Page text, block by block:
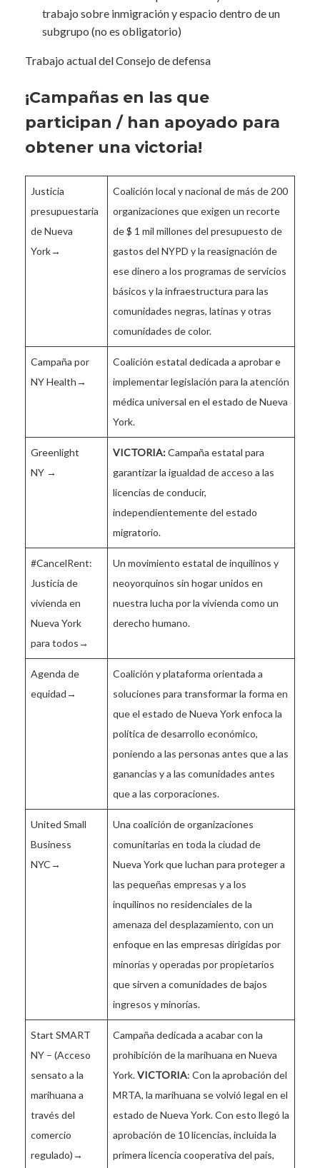
trabajo sobre inmigración y espacio dentro de un
subgrupo (no es obligatorio)
Trabajo actual del Consejo de defensa
¡Campañas en las que
participan / han apoyado para
obtener una victoria!
Justicia
presupuestaria
de Nueva
York→
Coalición local y nacional de más de 200
organizaciones que exigen un recorte
de $ 1 mil millones del presupuesto de
gastos del NYPD y la reasignación de
ese dinero a los programas de servicios
básicos y la infraestructura para las
comunidades negras, latinas y otras
comunidades de color.
Campaña por
NY Health→
Coalición estatal dedicada a aprobar e
implementar legislación para la atención
médica universal en el estado de Nueva
York.
Greenlight
NY →
VICTORIA:Campaña estatal para
garantizar la igualdad de acceso a las
licencias de conducir,
independientemente del estado
migratorio.
#CancelRent:
Justicia de
vivienda en
Nueva York
para todos→
Un movimiento estatal de inquilinos y
neoyorquinos sin hogar unidos en
nuestra lucha por la vivienda como un
derecho humano.
Agenda de
equidad→
Coalición y plataforma orientada a
soluciones para transformar la forma en
que el estado de Nueva York enfoca la
política de desarrollo económico,
poniendo a las personas antes que a las
ganancias y a las comunidades antes
que a las corporaciones.
United Small
Business
NYC→
Una coalición de organizaciones
comunitarias en toda la ciudad de
Nueva York que luchan para proteger a
las pequeñas empresas y a los
inquilinos no residenciales de la
amenaza del desplazamiento, con un
enfoque en las empresas dirigidas por
minorías y operadas por propietarios
que sirven a comunidades de bajos
ingresos y minorías.
Start SMART
NY – (Acceso
sensato a la
marihuana a
través del
comercio
regulado)→
Campaña dedicada a acabar con la
prohibición de la marihuana en Nueva
York.VICTORIA: Con la aprobación del
MRTA, la marihuana se volvió legal en el
estado de Nueva York. Con esto llegó la
aprobación de 10 licencias, incluida la
primera licencia cooperativa del país,